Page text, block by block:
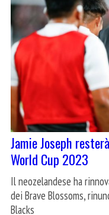
Jamie Joseph
World Cup 2023
Il neozelandese ha
dei Brave Blossoms,
Blacks